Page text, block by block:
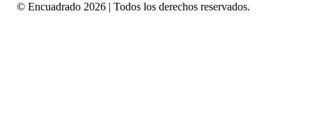
© Encuadrado 2026 | Todos los derechos reservados.